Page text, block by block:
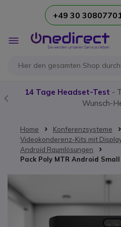
Zum Inhalt springen+49 30
Navigation
umschalten
Tage Headset-Test- Testen
Wunsch-Headset
Home
Konferenzsysteme
Videokonderenz-Kits mit
Android Raumlösungen
Pack Poly MTR Android Small
Zum Ende der Bildgalerie springen